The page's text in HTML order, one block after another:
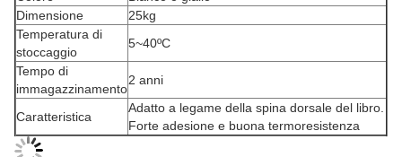
Dimensione
25kg
Temperatura di
stoccaggio
5~40ºC
Tempo di
immagazzinamento
2 anni
Caratteristica
Adatto a legame della spina dorsale del libro.
Forte adesione e buona termoresistenza